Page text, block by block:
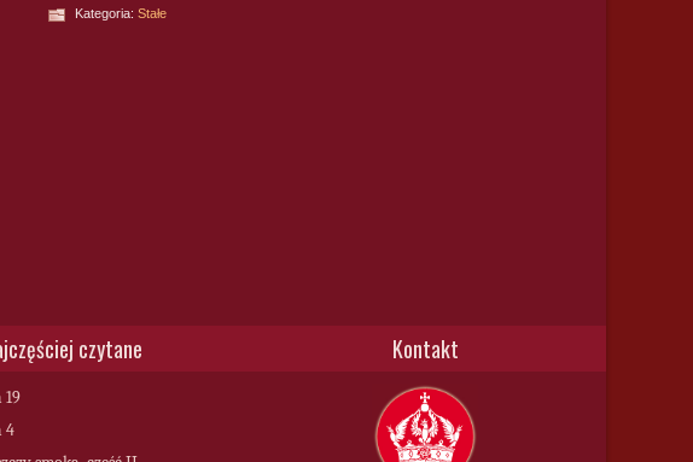
Kategoria: Stałe
czytane
19
4
Kontakt